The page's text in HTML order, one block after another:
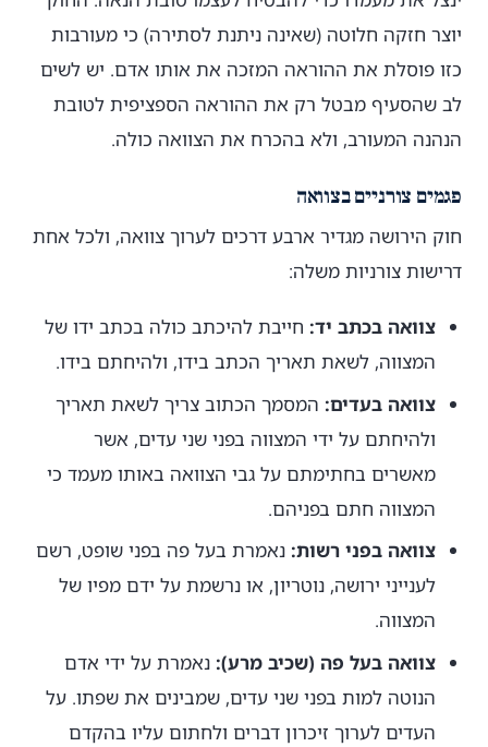
יוצר חזקה חלוטה (שאינה ניתנת לסתירה) כי מעורבות
כזו פוסלת את ההוראה המזכה את אותו אדם. יש לשים
לב שהסעיף מבטל רק את ההוראה הספציפית לטובת
הנהנה המעורב, ולא בהכרח את הצוואה כולה.
פגמים צורניים בצוואה
חוק הירושה מגדיר ארבע דרכים לערוך צוואה, ולכל אחת
דרישות צורניות משלה:
צוואה בכתב יד: חייבת להיכתב כולה בכתב ידו של
המצווה, לשאת תאריך הכתב בידו, ולהיחתם בידו.
צוואה בעדים: המסמך הכתוב צריך לשאת תאריך
ולהיחתם על ידי המצווה בפני שני עדים, אשר
מאשרים בחתימתם על גבי הצוואה באותו מעמד כי
המצווה חתם בפניהם.
צוואה בפני רשות: נאמרת בעל פה בפני שופט, רשם
לענייני ירושה, נוטריון, או נרשמת על ידם מפיו של
המצווה.
צוואה בעל פה (שכיב מרע): נאמרת על ידי אדם
הנוטה למות בפני שני עדים, שמבינים את שפתו. על
העדים לערוך זיכרון דברים ולחתום עליו בהקדם